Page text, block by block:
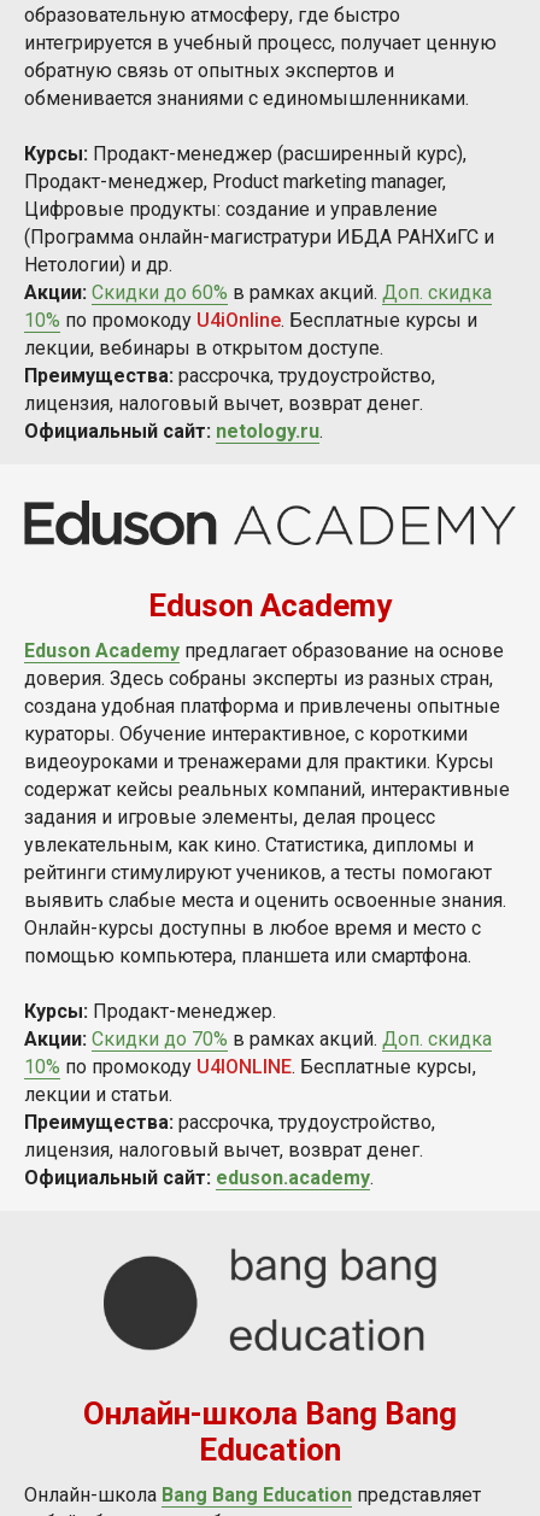
образовательную атмосферу, где быстро
интегрируется в учебный процесс, получает ценную
обратную связь от опытных экспертов и
обменивается знаниями с единомышленниками.
Курсы: Продакт-менеджер (расширенный курс),
Продакт-менеджер, Product marketing manager,
Цифровые продукты: создание и управление
(Программа онлайн-магистратури ИБДА РАНХиГС и
Нетологии) и др.
Акции: Скидки до 60% в рамках акций. Доп. скидка
10% по промокоду U4iOnline. Бесплатные курсы и
лекции, вебинары в открытом доступе.
Преимущества: рассрочка, трудоустройство,
лицензия, налоговый вычет, возврат денег.
Официальный сайт: netology.ru.
Eduson Academy
Eduson Academy предлагает образование на основе
доверия. Здесь собраны эксперты из разных стран,
создана удобная платформа и привлечены опытные
кураторы. Обучение интерактивное, с короткими
видеоуроками и тренажерами для практики. Курсы
содержат кейсы реальных компаний, интерактивные
задания и игровые элементы, делая процесс
увлекательным, как кино. Статистика, дипломы и
рейтинги стимулируют учеников, а тесты помогают
выявить слабые места и оценить освоенные знания.
Онлайн-курсы доступны в любое время и место с
помощью компьютера, планшета или смартфона.
Курсы: Продакт-менеджер.
Акции: Скидки до 70% в рамках акций. Доп. скидка
10% по промокоду U4IONLINE. Бесплатные курсы,
лекции и статьи.
Преимущества: рассрочка, трудоустройство,
лицензия, налоговый вычет, возврат денег.
Официальный сайт: eduson.academy.
Онлайн-школа Bang Bang
Education
Онлайн-школа Bang Bang Education представляет